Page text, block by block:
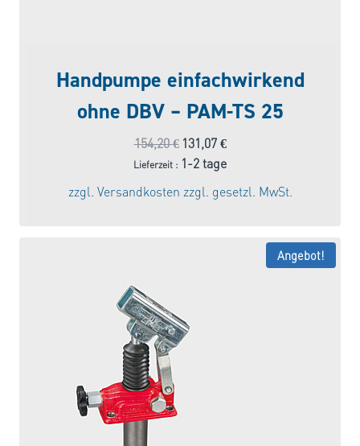
Handpumpe einfachwirkend
ohne DBV – PAM-TS 25
154,20€ Ursprünglicher
Preis
war:
154,20 €
131,07 €Aktueller
Preis
Lieferzeit : 1-2 tage
zzgl. Versandkosten zzgl. gesetzl. MwSt.
Angebot!